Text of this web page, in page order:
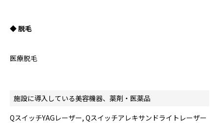
◆ 脱毛
医療脱毛
施設に導入している美容機器、薬剤・医薬品
QスイッチYAGレーザー, Qスイッチアレキサンドライトレーザー